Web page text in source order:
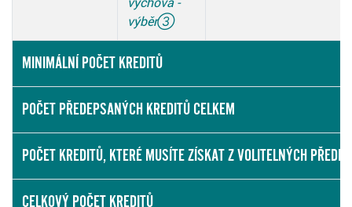
výběr③
MINIMÁLNÍ POČET KREDITŮ
POČET PŘEDEPSANÝCH KREDITŮ CELKEM
POČET KREDITŮ, KTERÉ MUSÍTE ZÍSKAT Z VOLITELNÝCH
CELKOVÝ POČET KREDITŮ